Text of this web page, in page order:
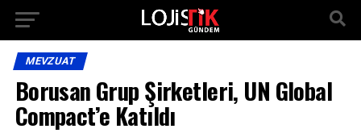
MEVZUAT
Borusan Grup Şirketleri, UN Global
Compact’e Katıldı